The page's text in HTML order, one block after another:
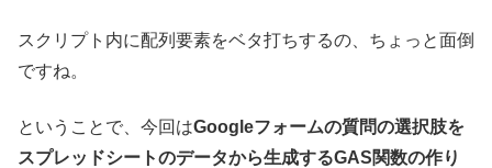
スクリプト内に配列要素をベタ打ちするの、ちょっと面倒
ですね。
ということで、今回はGoogleフォームの質問の選択肢を
スプレッドシートのデータから生成するGAS関数の作り